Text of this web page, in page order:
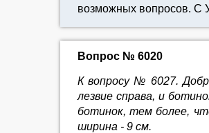
возможных вопросов. С
Вопрос № 6020
К вопросу № 6027.
лезвие справа, и
ботинок, тем более,
ширина - 9 см.